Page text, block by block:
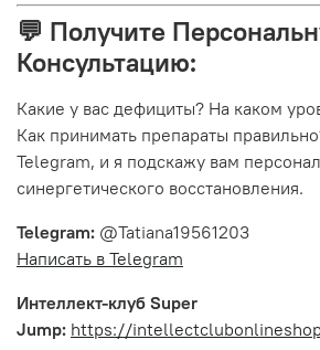
💬 Получите
Консультацию:
Какие у вас дефициты? На каком
Как принимать препараты
Telegram, и я подскажу вам
синергетического восстановления.
Telegram: @Tatiana19561203
Написать в Telegram
Интеллект-клуб Super
Jump: https://